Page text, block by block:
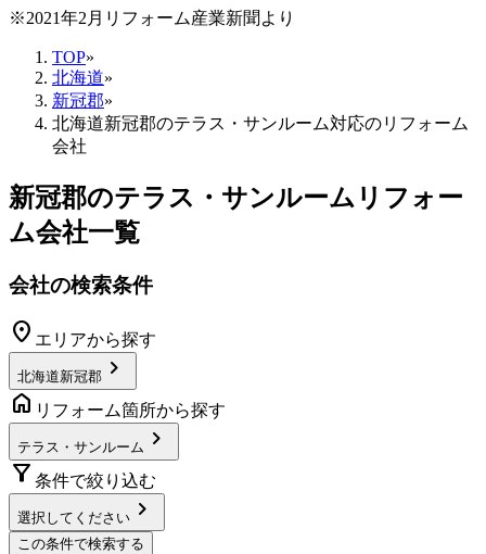
※2021年2月リフォーム産業新聞より
TOP»
北海道»
新冠郡»
北海道新冠郡のテラス・サンルーム対応のリフォーム
会社
新冠郡のテラス・サンルームリフォー
ム会社一覧
会社の検索条件
location_on エリアから探す
北海道新冠郡 chevron_right
home リフォーム箇所から探す
テラス・サンルーム chevron_right
filter_alt 条件で絞り込む
選択してください chevron_right
この条件で検索する